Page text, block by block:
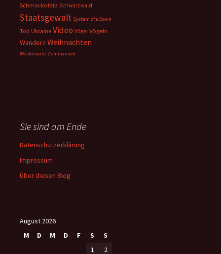
Schmackofatz Schwarzwald
Staatsgewalt System of a Down
Tod Ukraine Video Vögel Vögeln
Wandern Weihnachten
Westerwald Zehnhausen
Sie sind am Ende
Datenschutzerklärung
Impressum
Über diesen Blog
August 2026
M
D M D F S
S
1
2